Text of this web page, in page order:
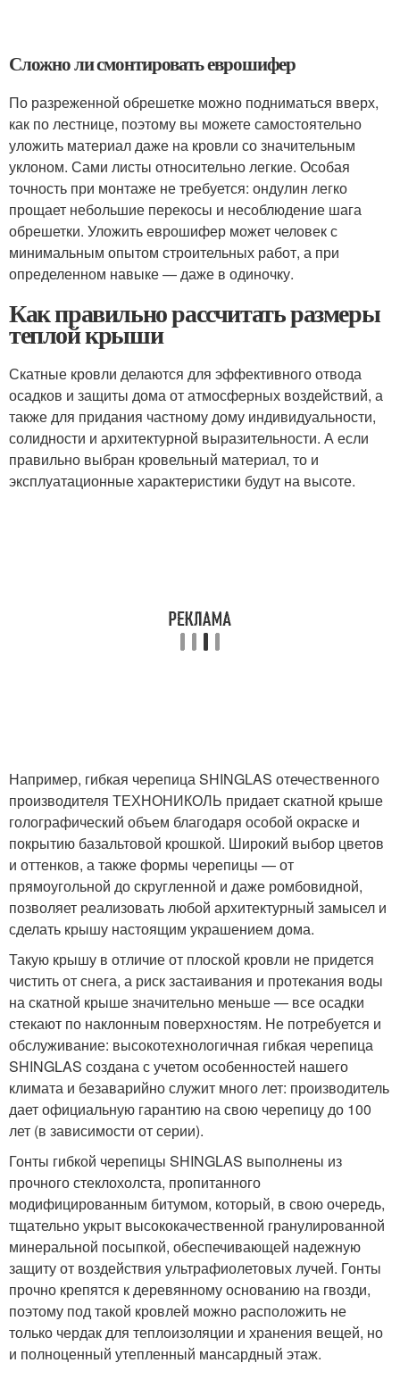
Сложно ли смонтировать еврошифер
По разреженной обрешетке можно подниматься вверх,
как по лестнице, поэтому вы можете самостоятельно
уложить материал даже на кровли со значительным
уклоном. Сами листы относительно легкие. Особая
точность при монтаже не требуется: ондулин легко
прощает небольшие перекосы и несоблюдение шага
обрешетки. Уложить еврошифер может человек с
минимальным опытом строительных работ, а при
определенном навыке — даже в одиночку.
Как правильно рассчитать размеры
теплой крыши
Скатные кровли делаются для эффективного отвода
осадков и защиты дома от атмосферных воздействий, а
также для придания частному дому индивидуальности,
солидности и архитектурной выразительности. А если
правильно выбран кровельный материал, то и
эксплуатационные характеристики будут на высоте.
Например, гибкая черепица SHINGLAS отечественного
производителя ТЕХНОНИКОЛЬ придает скатной крыше
голографический объем благодаря особой окраске и
покрытию базальтовой крошкой. Широкий выбор цветов
и оттенков, а также формы черепицы — от
прямоугольной до скругленной и даже ромбовидной,
позволяет реализовать любой архитектурный замысел и
сделать крышу настоящим украшением дома.
Такую крышу в отличие от плоской кровли не придется
чистить от снега, а риск застаивания и протекания воды
на скатной крыше значительно меньше — все осадки
стекают по наклонным поверхностям. Не потребуется и
обслуживание: высокотехнологичная гибкая черепица
SHINGLAS создана с учетом особенностей нашего
климата и безаварийно служит много лет: производитель
дает официальную гарантию на свою черепицу до 100
лет (в зависимости от серии).
Гонты гибкой черепицы SHINGLAS выполнены из
прочного стеклохолста, пропитанного
модифицированным битумом, который, в свою очередь,
тщательно укрыт высококачественной гранулированной
минеральной посыпкой, обеспечивающей надежную
защиту от воздействия ультрафиолетовых лучей. Гонты
прочно крепятся к деревянному основанию на гвозди,
поэтому под такой кровлей можно расположить не
только чердак для теплоизоляции и хранения вещей, но
и полноценный утепленный мансардный этаж.